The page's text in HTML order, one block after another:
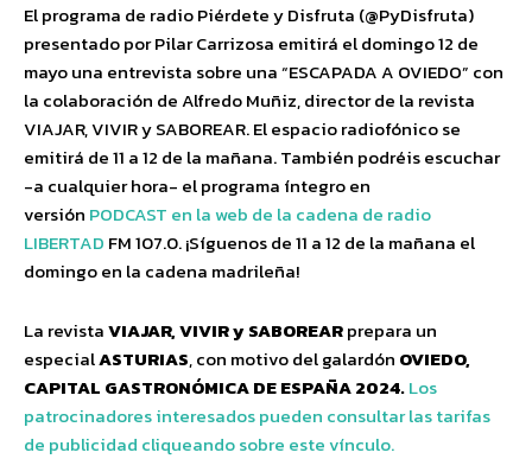
El programa de radio Piérdete y Disfruta (@PyDisfruta)
presentado por Pilar Carrizosa emitirá el domingo 12 de
mayo una entrevista sobre una “ESCAPADA A OVIEDO” con
la colaboración de Alfredo Muñiz, director de la revista
VIAJAR, VIVIR y SABOREAR. El espacio radiofónico se
emitirá de 11 a 12 de la mañana. También podréis escuchar
-a cualquier hora- el programa íntegro en
versión PODCAST en la web de la cadena de radio
LIBERTAD FM 107.0. ¡Síguenos de 11 a 12 de la mañana el
domingo en la cadena madrileña!
La revistaVIAJAR, VIVIR y SABOREARprepara un
especialASTURIAS, con motivo del galardón OVIEDO,
CAPITAL GASTRONÓMICA DE ESPAÑA 2024.Los
patrocinadores interesados pueden consultar las tarifas
de publicidad cliqueando sobre este vínculo.